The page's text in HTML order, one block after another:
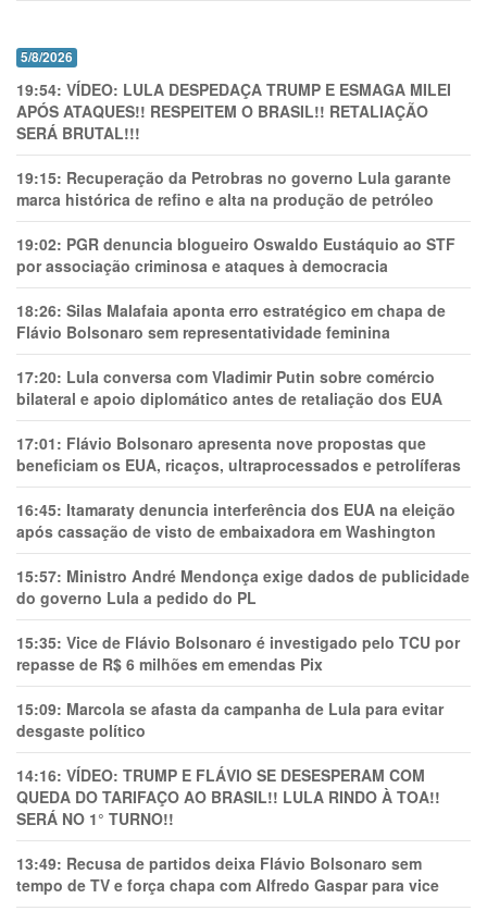
5/8/2026
19:54: VÍDEO: LULA DESPEDAÇA TRUMP E ESMAGA MILEI
APÓS ATAQUES!! RESPEITEM O BRASIL!! RETALIAÇÃO
SERÁ BRUTAL!!!
19:15: Recuperação da Petrobras no governo Lula garante
marca histórica de refino e alta na produção de petróleo
19:02: PGR denuncia blogueiro Oswaldo Eustáquio ao STF
por associação criminosa e ataques à democracia
18:26: Silas Malafaia aponta erro estratégico em chapa de
Flávio Bolsonaro sem representatividade feminina
17:20: Lula conversa com Vladimir Putin sobre comércio
bilateral e apoio diplomático antes de retaliação dos EUA
17:01: Flávio Bolsonaro apresenta nove propostas que
beneficiam os EUA, ricaços, ultraprocessados e petrolíferas
16:45: Itamaraty denuncia interferência dos EUA na eleição
após cassação de visto de embaixadora em Washington
15:57: Ministro André Mendonça exige dados de publicidade
do governo Lula a pedido do PL
15:35: Vice de Flávio Bolsonaro é investigado pelo TCU por
repasse de R$ 6 milhões em emendas Pix
15:09: Marcola se afasta da campanha de Lula para evitar
desgaste político
14:16: VÍDEO: TRUMP E FLÁVIO SE DESESPERAM COM
QUEDA DO TARIFAÇO AO BRASIL!! LULA RINDO À TOA!!
SERÁ NO 1° TURNO!!
13:49: Recusa de partidos deixa Flávio Bolsonaro sem
tempo de TV e força chapa com Alfredo Gaspar para vice